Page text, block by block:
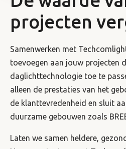
projecten
Samenwerken met
toevoegen aan jouw projecten
daglichttechnologie toe te
alleen de prestaties van het
de klanttevredenheid en sluit
duurzame gebouwen zoals
Laten we samen heldere,